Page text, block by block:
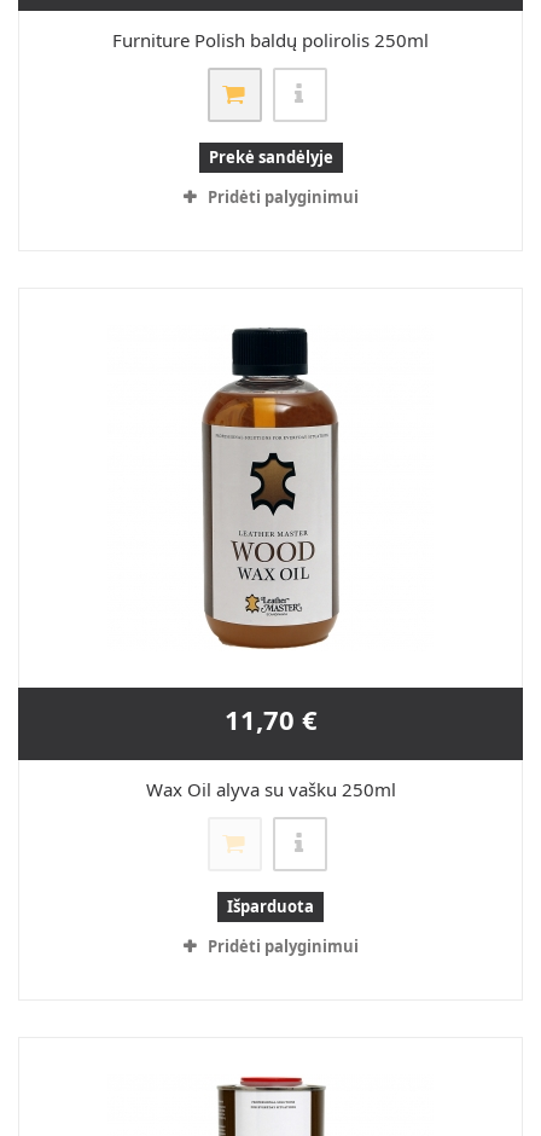
Furniture Polish baldų polirolis 250ml
Prekė sandėlyje
Pridėti palyginimui
11,70 €
Wax Oil alyva su vašku 250ml
Išparduota
Pridėti palyginimui